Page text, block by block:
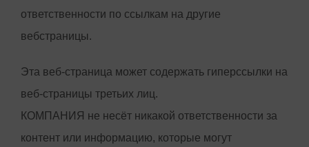
ответственности по ссылкам на другие
вебстраницы.
Эта веб-страница может содержать гиперссылки на
веб-страницы третьих лиц.
КОМПАНИЯ не несёт никакой ответственности за
контент или информацию, которые могут